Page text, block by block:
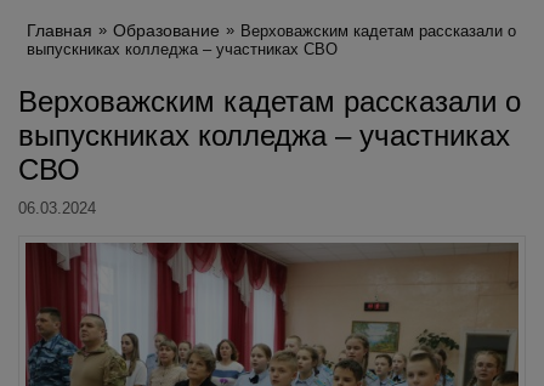
Главная Образование
Верховажским кадетам рассказали о
выпускниках колледжа – участниках СВО
Верховажским кадетам рассказали о
выпускниках колледжа – участниках
СВО
06.03.2024